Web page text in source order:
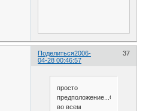
Поделиться 37
2006-
04-28 00:46:57
просто
предположение...Сандю
во всем